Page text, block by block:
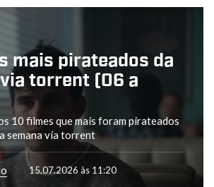
mais pirateados da
torrent (06 a
10 filmes que mais foram pirateados
semana via torrent
15.07.2026 às 11:20